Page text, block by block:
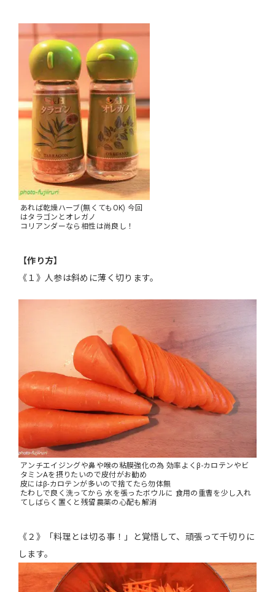
あれば乾燥ハーブ(無くてもOK) 今回
はタラゴンとオレガノ
コリアンダーなら相性は尚良し！
【作り方】
《１》人参は斜めに薄く切ります。
アンチエイジングや鼻や喉の粘膜強化の為 効率よくβ-カロテンやビ
タミンAを摂りたいので皮付がお勧め
皮にはβ-カロテンが多いので捨てたら勿体無
たわしで良く洗ってから 水を張ったボウルに 食用の重曹を少し入れ
てしばらく置くと残留農薬の心配も解消
《２》「料理とは切る事！」と覚悟して、頑張って千切りに
します。